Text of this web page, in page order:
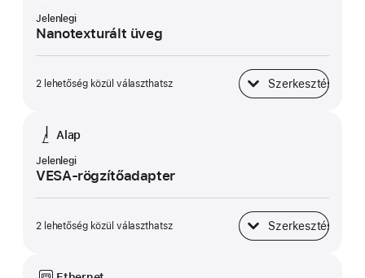
Jelenlegi
Nanotexturált üveg
2 lehetőség közül választhatsz Szerkesztés
Kijelző
Alap
Jelenlegi
VESA-rögzítőadapter
2 lehetőség közül választhatsz Szerkesztés
Alap